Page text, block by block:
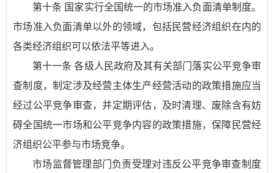
第十条 国家实行全国统一的市场准入负面清单制度。
市场准入负面清单以外的领域，包括民营经济组织在内的
各类经济组织可以依法平等进入。
第十一条 各级人民政府及其有关部门落实公平竞争审
查制度，制定涉及经营主体生产经营活动的政策措施应当
经过公平竞争审查，并定期评估，及时清理、废除含有妨
碍全国统一市场和公平竞争内容的政策措施，保障民营经
济组织公平参与市场竞争。
市场监督管理部门负责受理对违反公平竞争审查制度